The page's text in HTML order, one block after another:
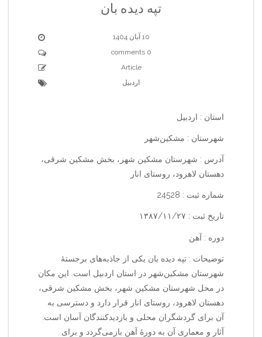
تپه دیده بان
10 آبان 1404
0 comments
Article
اردبیل
استان : اردبیل
شهرستان : مشکین‌شهر
آدرس : شهرستان مشکین شهر، بخش مشکین شرقی،
دهستان لاهرود، روستای انار
شماره ثبت : 24528
تاریخ ثبت : ۱۳۸۷/۱۱/۲۷
دوره : آهن
توضیحات : تپه دیده بان یکی از جاذبه‌های برجستهٔ
شهرستان مشکین‌شهر در استان اردبیل است. این مکان
در محل شهرستان مشکین شهر، بخش مشکین شرقی،
دهستان لاهرود، روستای انار قرار دارد و دسترسی به
آن برای گردشگران محلی و بازدیدکنندگان آسان است.
آثار و معماری آن به دورهٔ آهن بازمی‌گردد و برای